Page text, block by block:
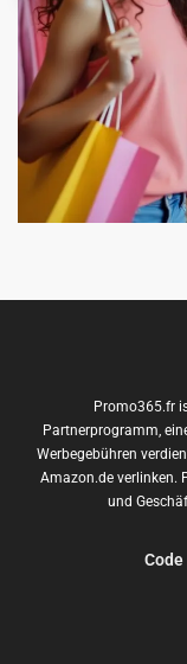
Promo365.fr
Partnerprogramm,
Werbegebühren
Amazon.de verlinken.
und